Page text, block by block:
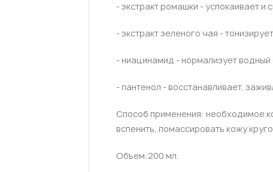
- экстракт ромашки - успокаивает и
- экстракт зеленого чая -
- ниацинамид - нормализует
- пантенол - восстанавливает,
Способ применения: необходимое
вспенить, помассировать кожу
Объем:200 мл.